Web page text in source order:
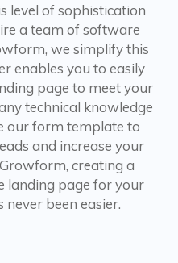
level of sophistication
a team of software
we simplify this
enables you to easily
page to meet your
technical knowledge
our form template to
and increase your
creating a
landing page for your
never been easier.